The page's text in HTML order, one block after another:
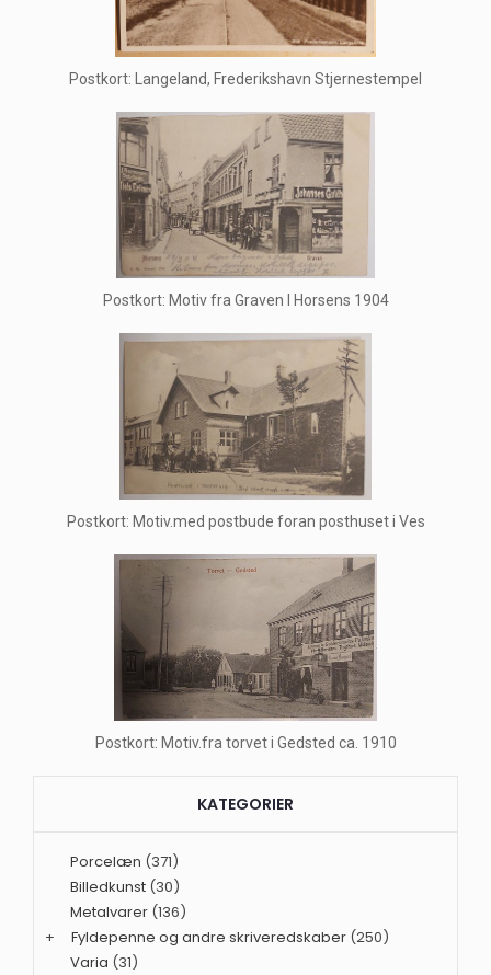
Postkort: Langeland, Frederikshavn Stjernestempel
Postkort: Motiv fra Graven I Horsens 1904
Postkort: Motiv.med postbude foran posthuset i Ves
Postkort: Motiv.fra torvet i Gedsted ca. 1910
KATEGORIER
Porcelæn (371)
Billedkunst (30)
Metalvarer (136)
+
Fyldepenne og andre skriveredskaber (250)
Varia (31)